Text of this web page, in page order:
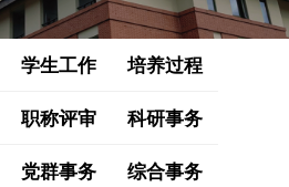
学生工作
培养过程
职称评审
科研事务
党群事务 综合事务